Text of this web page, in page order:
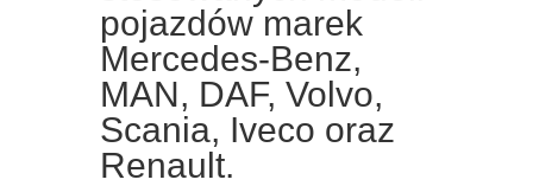
pojazdów marek
Mercedes-Benz,
MAN, DAF, Volvo,
Scania, Iveco oraz
Renault.